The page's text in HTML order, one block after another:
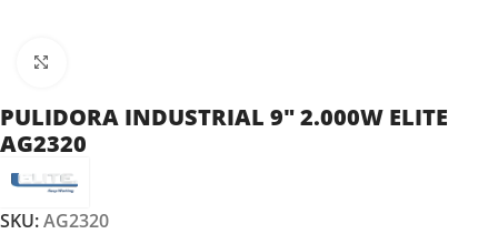
PULIDORA INDUSTRIAL 9″ 2.000W ELITE
AG2320
SKU:AG2320